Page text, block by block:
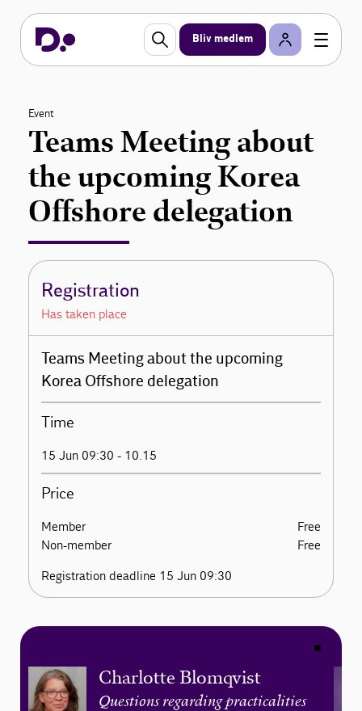
Bliv medlem
Event
Teams Meeting about
the upcoming Korea
Offshore delegation
Registration
Has taken place
Teams Meeting about the upcoming
Korea Offshore delegation
Time
15 Jun 09:30 - 10.15
Price
Member
Free
Non-member
Free
Registration deadline 15 Jun 09:30
Charlotte Blomqvist
Questions regarding practicalities